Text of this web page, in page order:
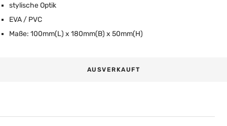
stylische Optik
EVA / PVC
Maße: 100mm(L) x 180mm(B) x 50mm(H)
AUSVERKAUFT